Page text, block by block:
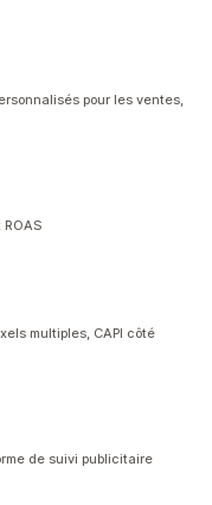
pour les ventes,
multiples, CAPI côté
de suivi publicitaire